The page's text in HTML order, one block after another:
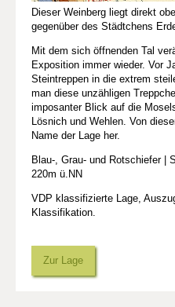
Dieser Weinberg liegt direkt
gegenüber des Städtchens
Mit dem sich öffnenden Tal
Exposition immer wieder. Vor
Steintreppen in die extrem
man diese unzähligen
imposanter Blick auf die
Lösnich und Wehlen. Von
Name der Lage her.
Blau-, Grau- und Rotschiefer |
220m ü.NN
VDP klassifizierte Lage,
Klassifikation.
Zur Lage